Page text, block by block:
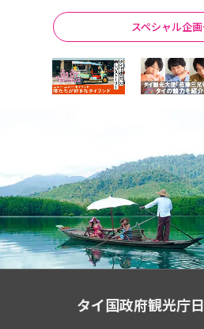
スペシャル企
タイ国政府観光庁